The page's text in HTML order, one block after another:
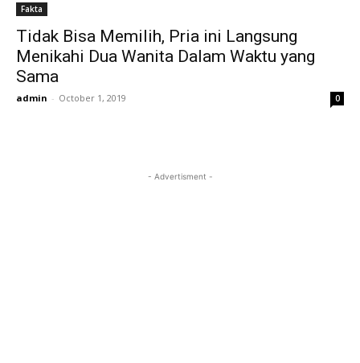
Fakta
Tidak Bisa Memilih, Pria ini Langsung
Menikahi Dua Wanita Dalam Waktu yang
Sama
admin - October 1, 2019 0
- Advertisment -